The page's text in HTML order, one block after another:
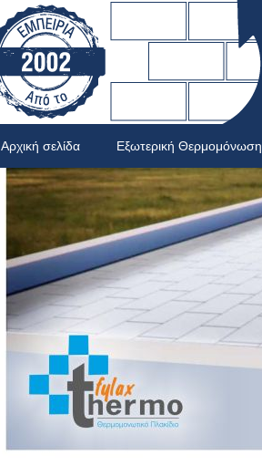
Αρχική σελίδα Εξωτερική Θερμομόνωση